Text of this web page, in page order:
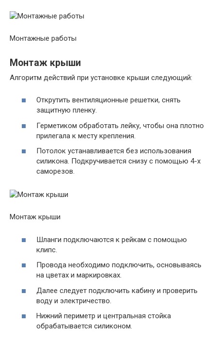
Монтажные работы
Монтаж крыши
Алгоритм действий при установке крыши следующий:
Открутить вентиляционные решетки, снять
защитную пленку.
Герметиком обработать лейку, чтобы она плотно
прилегала к месту крепления.
Потолок устанавливается без использования
силикона. Подкручивается снизу с помощью 4-х
саморезов.
Монтаж крыши
Шланги подключаются к рейкам с помощью
клипс.
Провода необходимо подключить, основываясь
на цветах и маркировках.
Далее следует подключить кабину и проверить
воду и электричество.
Нижний периметр и центральная стойка
обрабатывается силиконом.